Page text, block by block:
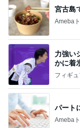
宮古島
Ameba
力強い
かに着
なす
フィギ
パート
Ameba